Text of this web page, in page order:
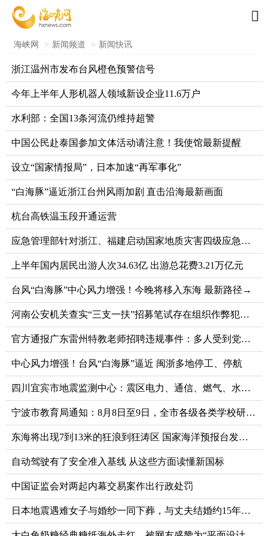

海峡网 > 新闻频道 > 新闻快讯
浙江温州市发布台风橙色预警信号
今年上半年人形机器人领域新设企业11.6万户
水利部：全国13条河流仍维持超警
中国公民赴泰国参加文体活动请注意！我使馆最新提醒
设立“国家情报局”，日本加速“再军事化”
“白海豚”逼近浙江台州风雨加剧 直击沿海最新画面
杭台高铁温玉段开通运营
应急管理部针对浙江、福建启动国家地质灾害四级应急响应
上半年国内居民出游人次34.63亿 出游总花费3.21万亿元
台风“白海豚”中心风力增强！今晚将移入东海 最新路径→
河南公安机关查实“三支一扶”招募笔试存在组织作弊犯罪行为
官方通报广东雷州特教老师招聘违规事件：多人受到党纪政务处分和组织处理
中心风力增强！台风“白海豚”逼近 闽浙多地停工、停航
四川宜宾市地震监测中心：震区电力、通信、燃气、水利和居民供水设施运行正常
宁波市教育局通知：8月8日至9日，全市各级各类学校研学实践等活动暂停，校外培训机构暂停一切线下教育教学活动
东海将出现7到13米的狂浪到狂涛区 国家海洋预报台发布双预警
自动驾驶有了安全准入基线 从这些方面读懂新国标
中国证监会对两起内幕交易案作出行政处罚
日本地震遇难女子与婚纱一同下葬，与丈夫结婚约15年但未举办婚礼